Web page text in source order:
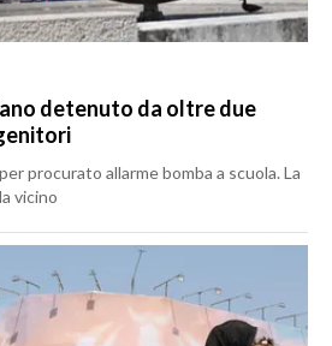
detenuto da oltre due
procurato allarme bomba a scuola. La
vicino